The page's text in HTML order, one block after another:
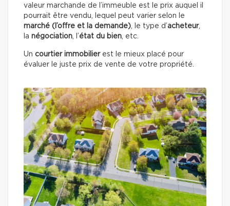
valeur marchande de l’immeuble est le prix auquel il
pourrait être vendu, lequel peut varier selon le
marché (l’offre et la demande), le type d’acheteur,
la négociation, l’état du bien, etc.
Un courtier immobilierest le mieux placé pour
évaluer le juste prix de vente de votre propriété.